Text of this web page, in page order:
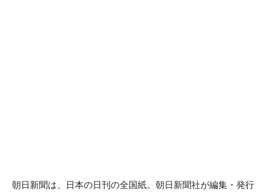
朝日新聞は、日本の日刊の全国紙。朝日新聞社が編集・発行